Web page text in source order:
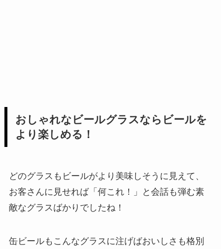
おしゃれなビールグラスならビールを
より楽しめる！
どのグラスもビールがより美味しそうに見えて、
お客さんに見せれば「何これ！」と会話も弾む素
敵なグラスばかりでしたね！
缶ビールもこんなグラスに注げばおいしさも格別